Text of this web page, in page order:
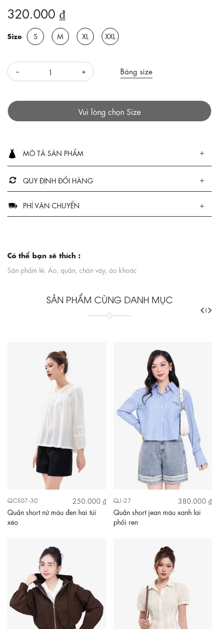
320.000 ₫
Size S M XL XXL
Bảng size
Vui lòng chọn Size
MÔ TẢ SẢN PHẨM
QUY ĐỊNH ĐỔI HÀNG
PHÍ VẬN CHUYỂN
Có thể bạn sẽ thích :
Sản phẩm lẻ: Áo, quần, chân váy, áo khoác
SẢN PHẨM CÙNG DANH MỤC
QCS07-30
250.000 ₫
Quần short nữ màu đen hai túi
xéo
QJ-27
380.000 ₫
Quần short jean màu xanh lai
phối ren